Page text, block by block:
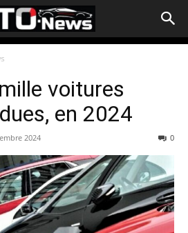
voitures
en 2024
2024 0